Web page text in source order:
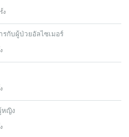
ง
กับผู้ป่วยอัลไซเมอร์
หญิง